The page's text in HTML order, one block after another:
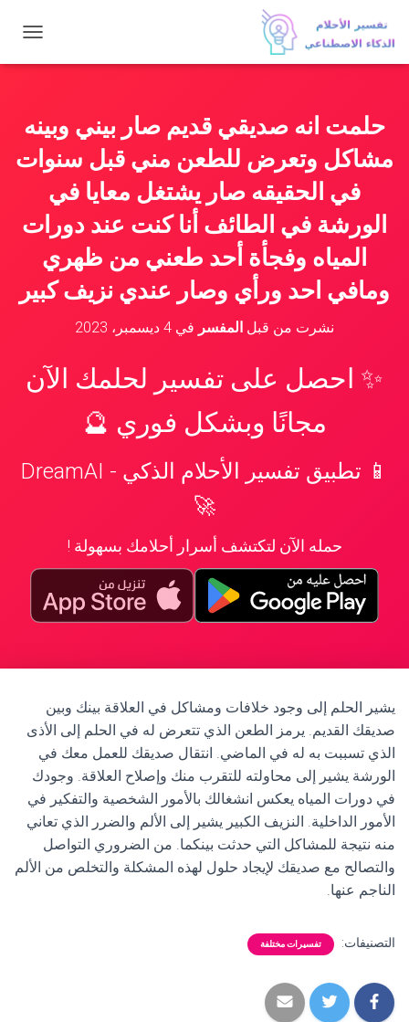
ب
ا
ت
حلمت انه صديقي قديم صار بيني وبينه
مشاكل وتعرض للطعن مني قبل سنوات
في الحقيقه صار يشتغل معايا في
الورشة في الطائف أنا كنت عند دورات
المياه وفجأة أحد طعني من ظهري
ومافي احد ورأي وصار عندي نزيف كبير
نشرت من قبل المفسر في 4 ديسمبر، 2023
✨ احصل على تفسير لحلمك الآن
مجانًا وبشكل فوري 🔮
📱 تطبيق تفسير الأحلام الذكي - DreamAI
🚀
حمله الآن لتكتشف أسرار أحلامك بسهولة !
يشير الحلم إلى وجود خلافات ومشاكل في العلاقة بينك وبين
صديقك القديم. يرمز الطعن الذي تتعرض له في الحلم إلى الأذى
الذي تسببت به له في الماضي. انتقال صديقك للعمل معك في
الورشة يشير إلى محاولته للتقرب منك وإصلاح العلاقة. وجودك
في دورات المياه يعكس انشغالك بالأمور الشخصية والتفكير في
الأمور الداخلية. النزيف الكبير يشير إلى الألم والضرر الذي تعاني
منه نتيجة للمشاكل التي حدثت بينكما. من الضروري التواصل
والتصالح مع صديقك لإيجاد حلول لهذه المشكلة والتخلص من الألم
الناجم عنها.
التصنيفات: تفسيرات مختلفة